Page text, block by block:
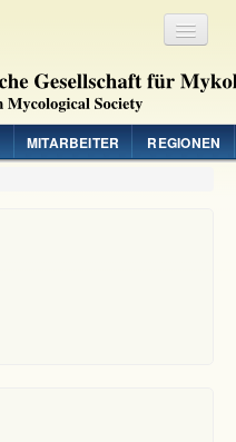
MITARBEITER REGIONEN